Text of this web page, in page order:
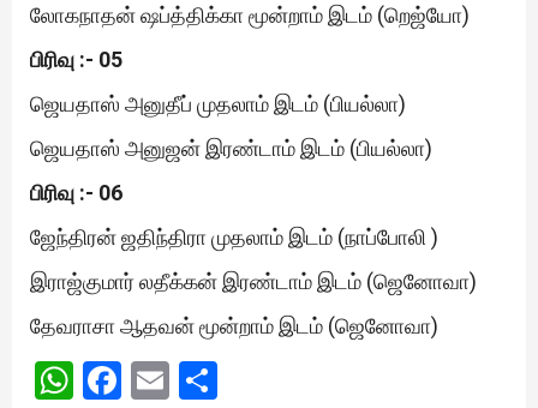
லோகநாதன் ஷப்த்திக்கா மூன்றாம் இடம் (றெஜ்யோ)
பிரிவு :- 05
ஜெயதாஸ் அனுதீப் முதலாம் இடம் (பியல்லா)
ஜெயதாஸ் அனுஜன் இரண்டாம் இடம் (பியல்லா)
பிரிவு :- 06
ஜேந்திரன் ஜதிந்திரா முதலாம் இடம் (நாப்போலி )
இராஜ்குமார் லதீக்கன் இரண்டாம் இடம் (ஜெனோவா)
தேவராசா ஆதவன் மூன்றாம் இடம் (ஜெனோவா)
WhatsApp
Facebook
Email